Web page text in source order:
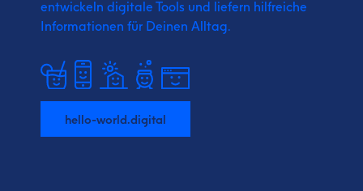
entwickeln digitale Tools und liefern hilfreiche
Informationen für Deinen Alltag.
hello-world.digital